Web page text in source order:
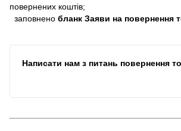
повернених коштів;
заповнено бланк Заяви на повернення
Написати нам з питань повернення